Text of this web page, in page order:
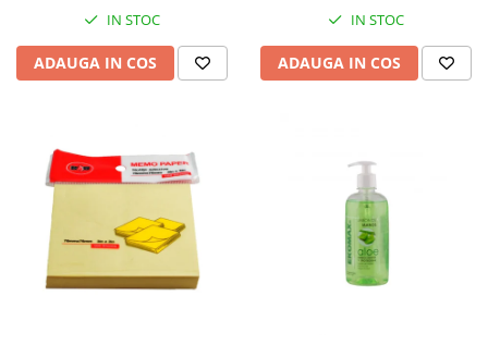
IN STOC
ADAUGA IN COS
IN STOC
ADAUGA IN COS